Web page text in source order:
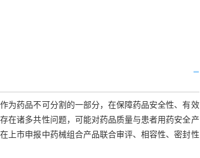
为药品不可分割的一部分，在保障药品安全性、有效
在诸多共性问题，可能对药品质量与患者用药安全产
上市申报中药械组合产品联合审评、相容性、密封性